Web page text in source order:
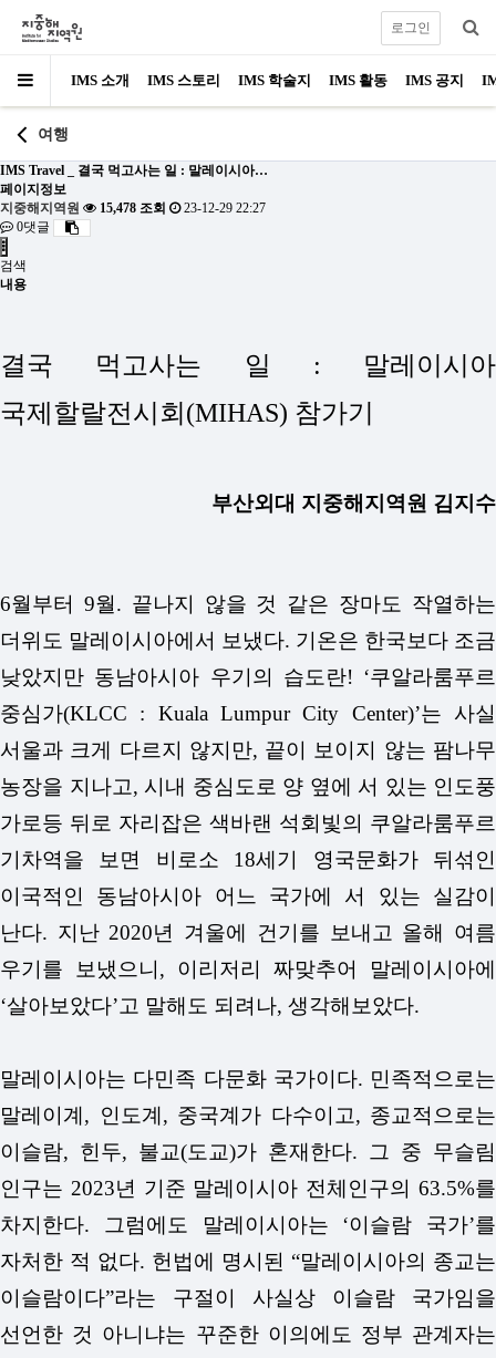
IMS 소개 IMS 스토리 IMS 학술지 IMS 활동 IMS 공지
로그인
여행
IMS Travel _ 결국 먹고사는 일 : 말레이시아…
페이지정보
지중해지역원
15,478 조회
23-12-29 22:27
0댓글
검색
내용
결국 먹고사는 일 : 말레이시아
국제할랄전시회(MIHAS) 참가기
부산외대 지중해지역원 김지수
6월부터 9월. 끝나지 않을 것 같은 장마도 작열하는
더위도 말레이시아에서 보냈다. 기온은 한국보다 조금
낮았지만 동남아시아 우기의 습도란! ‘쿠알라룸푸르
중심가(KLCC : Kuala Lumpur City Center)’는 사실
서울과 크게 다르지 않지만, 끝이 보이지 않는 팜나무
농장을 지나고, 시내 중심도로 양 옆에 서 있는 인도풍
가로등 뒤로 자리잡은 색바랜 석회빛의 쿠알라룸푸르
기차역을 보면 비로소 18세기 영국문화가 뒤섞인
이국적인 동남아시아 어느 국가에 서 있는 실감이
난다. 지난 2020년 겨울에 건기를 보내고 올해 여름
우기를 보냈으니, 이리저리 짜맞추어 말레이시아에
‘살아보았다’고 말해도 되려나, 생각해보았다.
말레이시아는 다민족 다문화 국가이다. 민족적으로는
말레이계, 인도계, 중국계가 다수이고, 종교적으로는
이슬람, 힌두, 불교(도교)가 혼재한다. 그 중 무슬림
인구는 2023년 기준 말레이시아 전체인구의 63.5%를
차지한다. 그럼에도 말레이시아는 ‘이슬람 국가’를
자처한 적 없다. 헌법에 명시된 “말레이시아의 종교는
이슬람이다”라는 구절이 사실상 이슬람 국가임을
선언한 것 아니냐는 꾸준한 이의에도 정부 관계자는